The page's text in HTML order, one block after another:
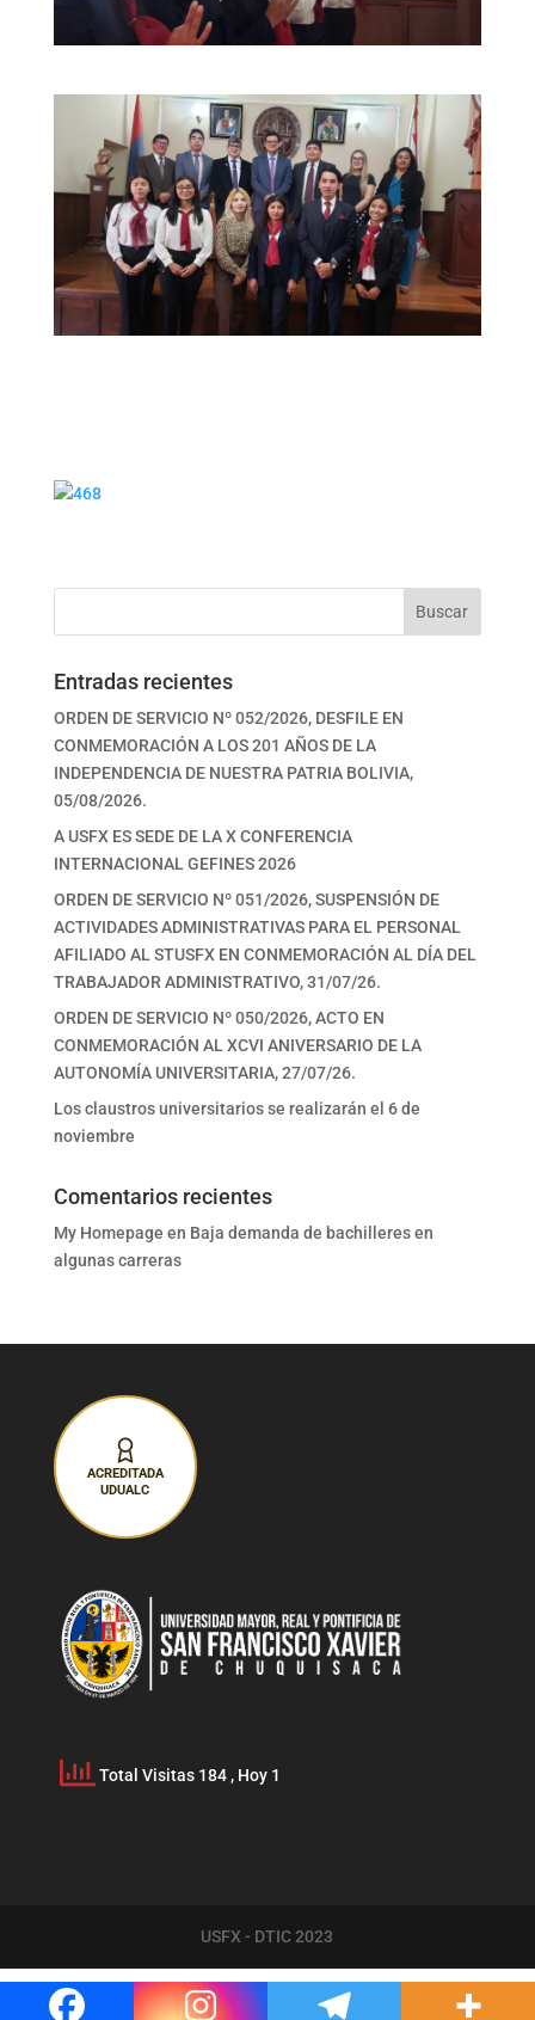
Buscar
Entradas recientes
ORDEN DE SERVICIO Nº 052/2026, DESFILE EN
CONMEMORACIÓN A LOS 201 AÑOS DE LA
INDEPENDENCIA DE NUESTRA PATRIA BOLIVIA,
05/08/2026.
A USFX ES SEDE DE LA X CONFERENCIA
INTERNACIONAL GEFINES 2026
ORDEN DE SERVICIO Nº 051/2026, SUSPENSIÓN DE
ACTIVIDADES ADMINISTRATIVAS PARA EL PERSONAL
AFILIADO AL STUSFX EN CONMEMORACIÓN AL DÍA DEL
TRABAJADOR ADMINISTRATIVO, 31/07/26.
ORDEN DE SERVICIO Nº 050/2026, ACTO EN
CONMEMORACIÓN AL XCVI ANIVERSARIO DE LA
AUTONOMÍA UNIVERSITARIA, 27/07/26.
Los claustros universitarios se realizarán el 6 de
noviembre
Comentarios recientes
My Homepage en Baja demanda de bachilleres en
algunas carreras
ACREDITADA
UDUALC
Total Visitas 184 , Hoy 1
USFX - DTIC 2023